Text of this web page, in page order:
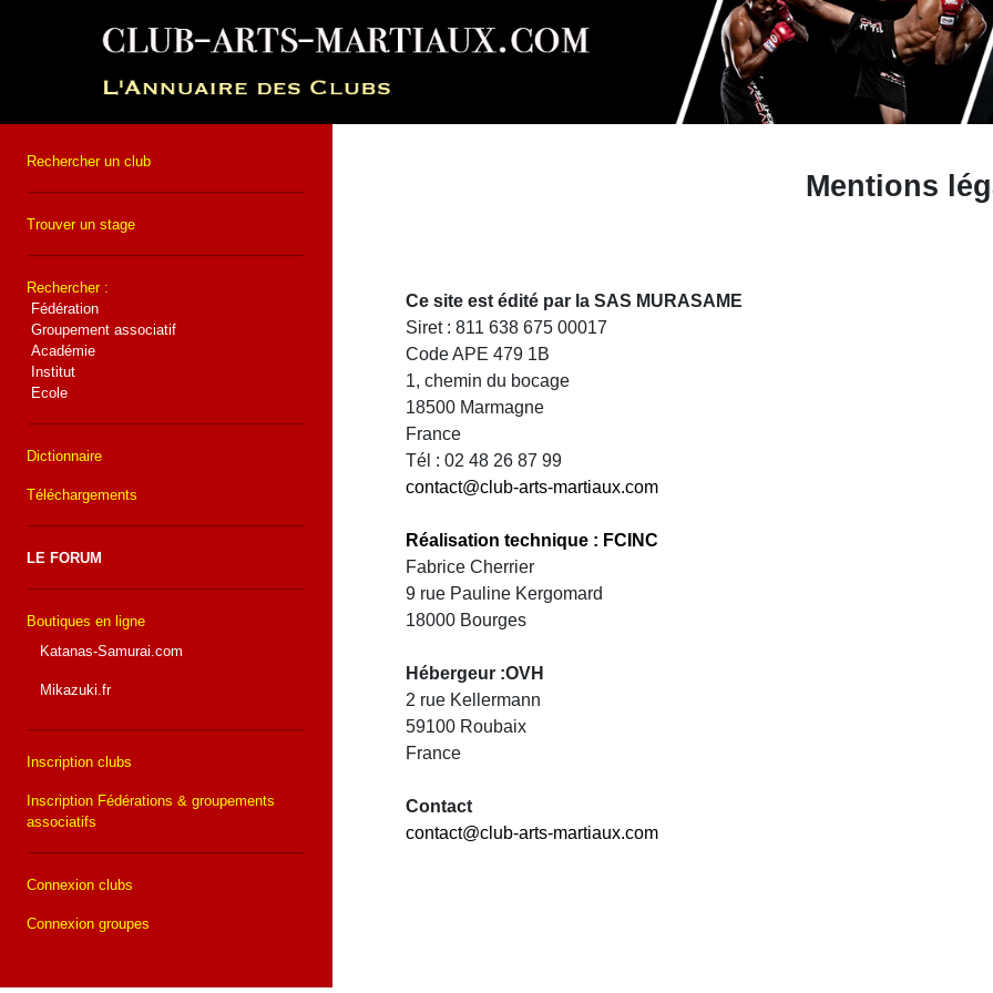
Rechercher un club
Trouver un stage
Rechercher :
Fédération
Groupement associatif
Académie
Institut
Ecole
Dictionnaire
Téléchargements
LE FORUM
Boutiques en ligne
Katanas-Samurai.com
Mikazuki.fr
Inscription clubs
Inscription Fédérations & groupements
associatifs
Connexion clubs
Connexion groupes
Mentions
Ce site est édité par la SAS MURASAME
Siret : 811 638 675 00017
Code APE 479 1B
1, chemin du bocage
18500 Marmagne
France
Tél : 02 48 26 87 99
contact@club-arts-martiaux.com
Réalisation technique : FCINC
Fabrice Cherrier
9 rue Pauline Kergomard
18000 Bourges
Hébergeur :OVH
2 rue Kellermann
59100 Roubaix
France
Contact
contact@club-arts-martiaux.com